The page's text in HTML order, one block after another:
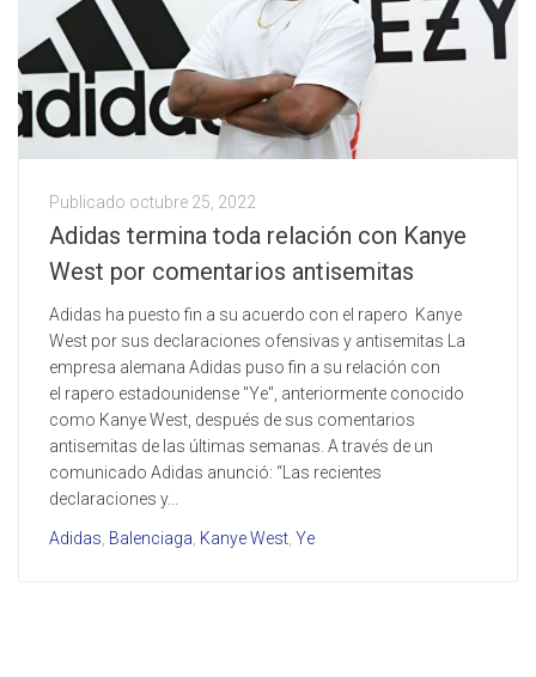
Publicado octubre 25, 2022
Adidas termina toda relación con Kanye
West por comentarios antisemitas
Adidas ha puesto fin a su acuerdo con el rapero Kanye
West por sus declaraciones ofensivas y antisemitas La
empresa alemana Adidas puso fin a su relación con
el rapero estadounidense "Ye", anteriormente conocido
como Kanye West, después de sus comentarios
antisemitas de las últimas semanas. A través de un
comunicado Adidas anunció: “Las recientes
declaraciones y...
Adidas, Balenciaga, Kanye West, Ye